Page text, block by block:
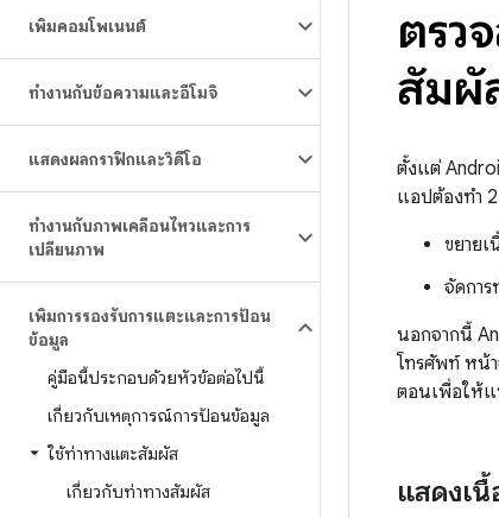
เพิ่มคอมโพเนนต์
ทำงานกับข้อความและอีโมจิ
แสดงผลกราฟิกและวิดีโอ
ทำงานกับภาพเคลื่อนไหวและการ
เปลี่ยนภาพ
เพิ่มการรองรับการแตะและการป้อน
ข้อมูล
คู่มือนี้ประกอบด้วยหัวข้อต่อไปนี้
เกี่ยวกับเหตุการณ์การป้อนข้อมูล
ใช้ท่าทางแตะสัมผัส
เกี่ยวกับท่าทางสัมผัส
ตรว
สัมผั
ตั้งแต่
แอปต้องทำ
ขยาย
จัดกา
นอกจากนี้
โทรศัพท์ หน้
ตอนเพื่อให้แ
แสดงเ